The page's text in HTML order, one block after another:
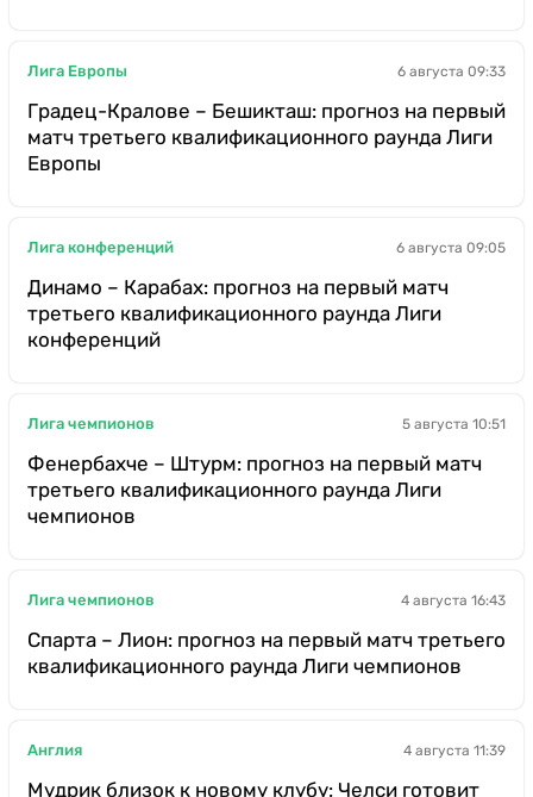
Лига Европы 6 августа 09:33
Градец-Кралове – Бешикташ: прогноз на первый
матч третьего квалификационного раунда Лиги
Европы
Лига конференций 6 августа 09:05
Динамо – Карабах: прогноз на первый матч
третьего квалификационного раунда Лиги
конференций
Лига чемпионов 5 августа 10:51
Фенербахче – Штурм: прогноз на первый матч
третьего квалификационного раунда Лиги
чемпионов
Лига чемпионов 4 августа 16:43
Спарта – Лион: прогноз на первый матч третьего
квалификационного раунда Лиги чемпионов
Англия 4 августа 11:39
Мудрик близок к новому клубу: Челси готовит